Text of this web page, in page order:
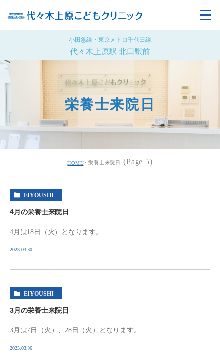
小田急線・東京メトロ千代田線
代々木上原駅 北口駅前
栄養士来院日
HOME 栄養士来院日 (Page 5)
EIYOUSHI
4月の栄養士来院日
4月は18日（火）となります。
2023.03.30
EIYOUSHI
3月の栄養士来院日
3月は7日（火）、28日（火）となります。
2023.03.06